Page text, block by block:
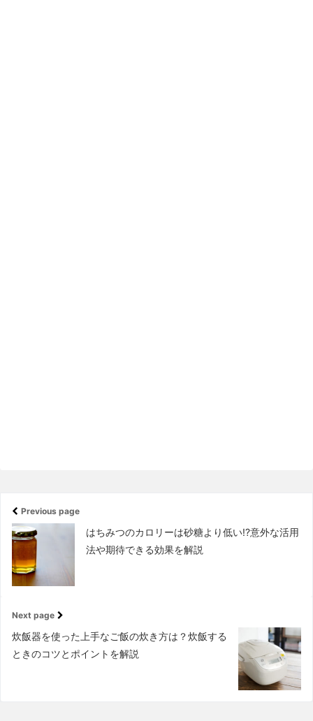
Previous page
はちみつのカロリーは砂糖より低い!?意外な活用
法や期待できる効果を解説
Next page
炊飯器を使った上手なご飯の炊き方は？炊飯する
ときのコツとポイントを解説